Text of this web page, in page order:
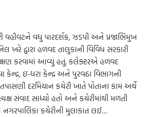
વહીવટને વધુ પારદર્શક, ઝડપી અને પ્રજાભિમુખ
દ્વારા હળવદ તાલુકાની વિવિધ સરકારી
કરવામાં આવ્યું હતું. કલેક્ટરએ હળવદ
કેન્દ્ર, ઇ-ધરા કેન્દ્ર અને પુરવઠા વિભાગની
દરમિયાન કચેરી ખાતે પોતાના કામ અર્થે
સંવાદ સાધ્યો હતો અને કચેરીમાંથી મળતી
કચેરીની મુલાકાત લઈ…